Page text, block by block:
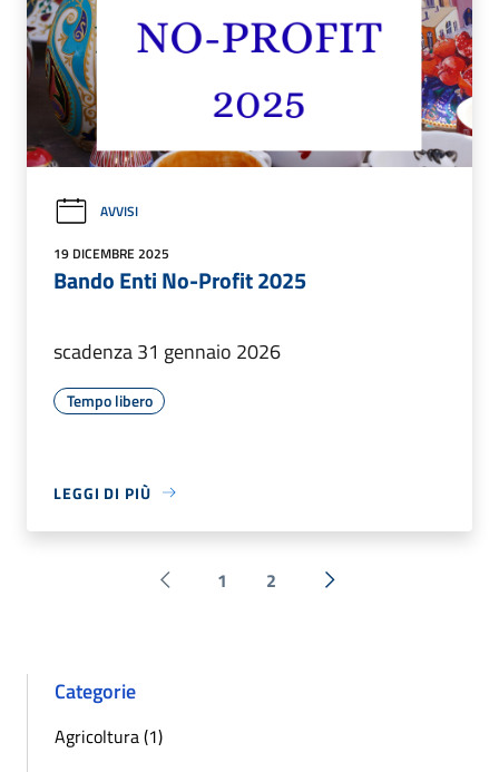
AVVISI
19 DICEMBRE 2025
Bando Enti No-Profit 2025
scadenza 31 gennaio 2026
Tempo libero
LEGGI DI PIÙ
Pagina precedente
1 2 Successiva »
Categorie
Agricoltura (1)